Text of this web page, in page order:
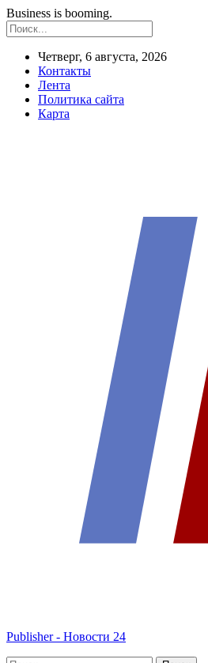
Business is booming.
Четверг, 6 августа, 2026
Контакты
Лента
Политика сайта
Карта
Publisher - Новости 24